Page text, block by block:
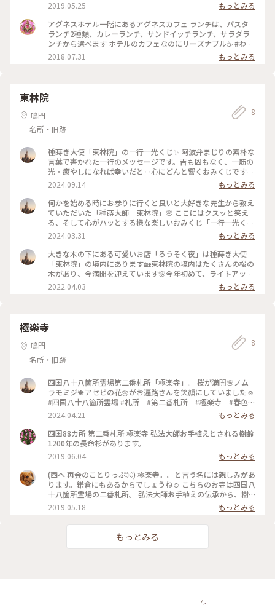
2019.05.25
もっとみる
アグネスホテル一階にあるアグネスカフェ ランチは、パスタ
ランチ2種類、カレーランチ、サンドイッチランチ、サラダラ
ンチから選べます ホテルのカフェなのにリーズナブル☕️ #わた
しの街 #徳島 #徳島カフェ #徳島ランチ
2018.07.31 もっとみる
東林院
鳴門
名所・旧跡
8
種蒔き大使「東林院」の一行一光くじ✨ 阿波弁まじりの素朴な
言葉で書かれた一行のメッセージです。吉も凶もなく、一筋の
光・癒やしになれば幸いだと‥心にどんと響くおみくじです✨
「何が正しい？ほんなんわらかん。」⁉️足し算引き算のように
これが正解ってすっぱりわかるって、普段の生活の中では微妙
な事いっぱいで👀「確かにぃ〜」。そして、なんと同じおみく
じを引いて「えーーーー（笑）」そして、最後に「じぇんじぇ
ん、いける！」いけるんだぁーってもぅ、ツボにハマって3人
で大爆笑（笑）もぅ、ただ、ただ、楽しかったなぁ☺️ #一行一
光くじ #東林院 #種蒔き大使 #ことりっぷ旅2024 #おみく
じ #わたしの街
2024.09.14
もっとみる
何かを始める時にお参りに行くと良いと大好きな先生から教え
ていただいた「種蒔大師 東林院」🌸 ここにはクスッと笑え
る、そして心がハッとする様な楽しいおみくじ「一行一光く
じ」があるんです。✨ もうすぐ桜色🌸に染まる参道を抜け、綺
麗に整備された東林院へ。「一願観世音菩薩」にもお参りをす
ませてから、いざおみくじをいただきに。阿波弁で書かれた煩
悩108あるおみくじ、出たのは「ま、どっちでも、ええけん」
‥ですよね〜（笑）と思い当たる節があり、考えてもしゃあな
いかと思ってたから、なんだかすっきりしました（笑）出会い
と別れの春、今年は悲しい別れもあり落ち込んだりもしてまし
音菩薩 #桜 #頑張ろう #春いろさがし
2024.03.31
もっとみる
大きな木の下にある可愛いお店「ろうそく夜」は種蒔き大使
「東林院」の境内にあります🏡東林院の境内はたくさんの桜の
木があり、今満開を迎えています🌸今年初めて、ライトアップ
してみましたと可愛いオーナーさん😊🌸遠くに行けない今、こ
んなにも可愛い夜桜を美味しい飲み物を飲みながら味わえるだ
2022.04.03 もっとみる
極楽寺
鳴門
名所・旧跡
8
四国八十八箇所霊場第二番札所「極楽寺」。 桜が満開🌸ノム
ラモミジ🍁アセビの花🌼がお遍路さんを笑顔にしていました☺️
#四国八十八箇所霊場 #札所 #第二番札所 #極楽寺 #春色探
し #桜 #アセビ #ノムラモミジ
2024.04.21
もっとみる
四国88カ所 第二番札所 極楽寺 弘法大師お手植えとされる樹齢
1200年の長命杉があります。
2019.06.04
もっとみる
(西へ 再会のことりっぷ⑯) 極楽寺。。と言う名には親しみがあ
ります。鎌倉にもあるからでしょうね☺️ こちらのお寺は四国八
十八箇所霊場の二番札所。 弘法大師お手植えの伝承から、樹
齢1000年を超えると言われる「長命杉」。 真下に立つと その
大きさと木の勢いに圧倒されます✨🌲 長命杉の溢れるパワーを
頂いて帰ります😊 #おでかけ日和 #ふたたびの徳島
2019.05.18 もっとみる
もっとみる